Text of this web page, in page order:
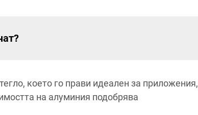
което го прави идеален за приложения,
на алуминия подобрява